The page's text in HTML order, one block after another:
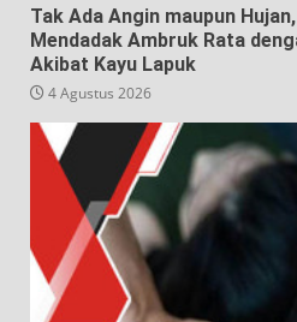
Tak Ada Angin maupun
Mendadak Ambruk Rata
Akibat Kayu Lapuk
4 Agustus 2026